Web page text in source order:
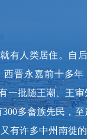
人类居住。自后
晋永嘉前十多
一批随王潮、王
多畲族先民，
有许多中州南徙